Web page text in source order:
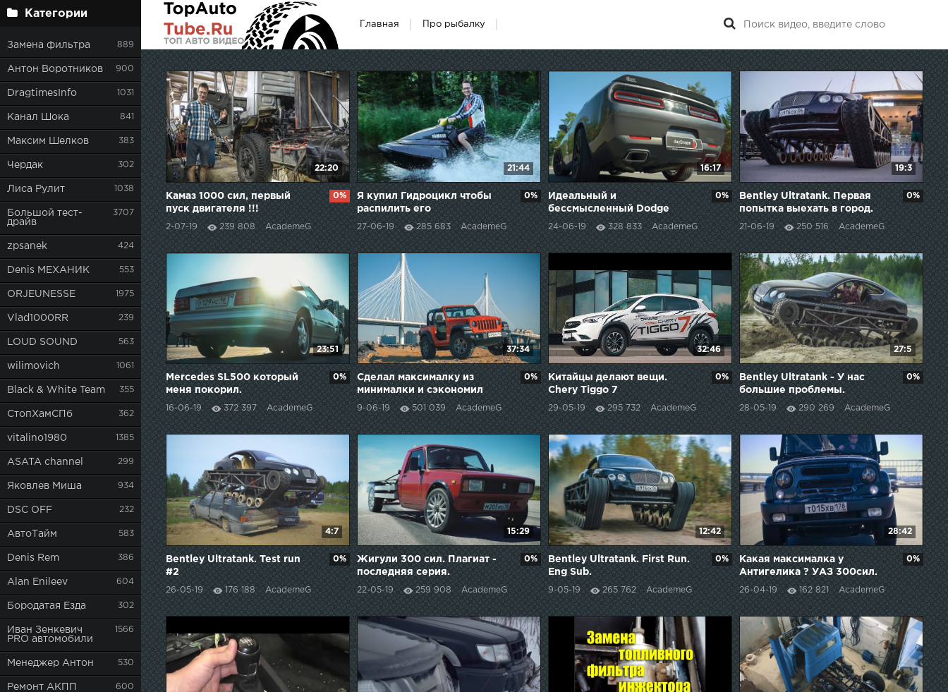
Категории
Замена фильтра 889
Антон Воротников 900
DragtimesInfo 1031
Канал Шока 841
Максим Шелков 383
Чердак 302
Лиса Рулит 1038
Большой тест-
драйв
3707
zpsanek 424
Denis МЕХАНИК 553
ORJEUNESSE 1975
Vlad1000RR 239
LOUD SOUND 563
wilimovich 1061
Black & White Team 355
СтопХамСПб 362
vitalino1980 1385
ASATA channel 299
Яковлев Миша 934
DSC OFF 232
АвтоТайм 583
Denis Rem 386
Alan Enileev 604
Бородатая Езда 302
Иван Зенкевич
PRO автомобили
1566
Менеджер Антон 530
Ремонт АКПП 600
Главная Про рыбалку
22:20
Камаз 1000 сил, первый
пуск двигателя !!!
2-07-19 239 808 AcademeG
0%
21:44
Я купил Гидроцикл чтобы
распилить его
27-06-19 285 683 AcademeG
0%
16:17
Идеальный и
бессмысленный Dodge
Challenger R/T
24-06-19 328 833 AcademeG
0%
19:3
Bentley Ultratank. Первая
попытка выехать в город.
21-06-19 250 516 AcademeG
0%
23:51
Mercedes SL500 который
меня покорил.
16-06-19 372 397 AcademeG
0%
37:34
Сделал максималку из
минималки и сэкономил
миллион
9-06-19 501 039 AcademeG
0%
32:46
Китайцы делают вещи.
Chery Tiggo 7
29-05-19 295 732 AcademeG
0%
27:5
Bentley Ultratank - У нас
большие проблемы.
28-05-19 290 269 AcademeG
0%
4:7
Bentley Ultratank. Test run
#2
26-05-19 176 188 AcademeG
0%
15:29
Жигули 300 сил. Плагиат -
последняя серия.
22-05-19 259 908 AcademeG
0%
12:42
Bentley Ultratank. First Run.
Eng Sub.
9-05-19 265 762 AcademeG
0%
28:42
Какая максималка у
Антигелика ? УАЗ 300сил.
26-04-19 162 821 AcademeG
0%